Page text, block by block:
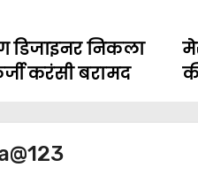
डिजाइनर निकला
करंसी बरामद